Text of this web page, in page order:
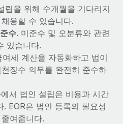
립을 위해 수개월을 기다리지
용할 수 있습니다.
수. 미준수 및 오분류와 관련
있습니다.
여세 계산을 자동화하고 법이
징수 의무를 완전히 준수하
서 법인 설립은 비용과 시간
EOR은 법인 등록의 필요성
여줍니다.